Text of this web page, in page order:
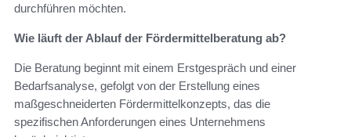
durchführen möchten.
Wie läuft der Ablauf der Fördermittelberatung ab?
Die Beratung beginnt mit einem Erstgespräch und einer
Bedarfsanalyse, gefolgt von der Erstellung eines
maßgeschneiderten Fördermittelkonzepts, das die
spezifischen Anforderungen eines Unternehmens